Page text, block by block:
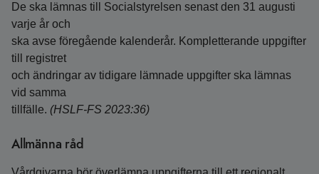
De ska lämnas till Socialstyrelsen senast den 31 augusti
varje år och
ska avse föregående kalenderår. Kompletterande uppgifter
till registret
och ändringar av tidigare lämnade uppgifter ska lämnas
vid samma
tillfälle. (HSLF-FS 2023:36)
Allmänna råd